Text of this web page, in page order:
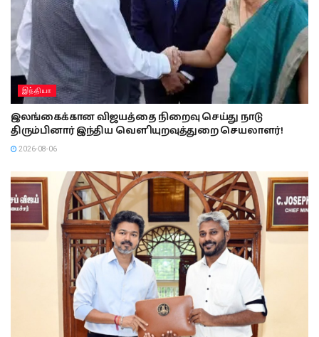
இந்தியா
இலங்கைக்கான விஜயத்தை நிறைவு செய்து நாடு
திரும்பினார் இந்திய வௌியுறவுத்துறை செயலாளர்!
2026-08-06